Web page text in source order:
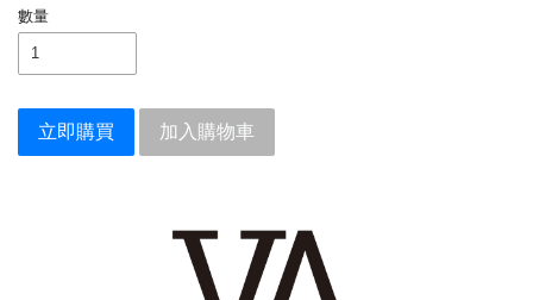
數量
立即購買 加入購物車